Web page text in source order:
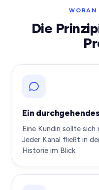
WORAN
Die
Ein
Eine Kundin sollte
Jeder Kanal fließt in
Historie im Blick.